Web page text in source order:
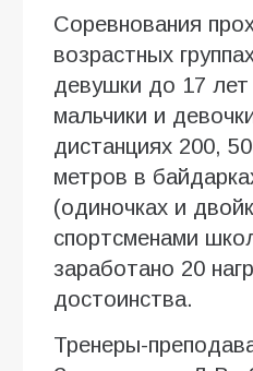
Соревнования
возрастных
девушки до 17
мальчики и
дистанциях 200,
метров в
(одиночках и
спортсменами
заработано 20
достоинства.
Тренеры-